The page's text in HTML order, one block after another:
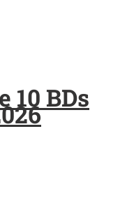
10 BDs